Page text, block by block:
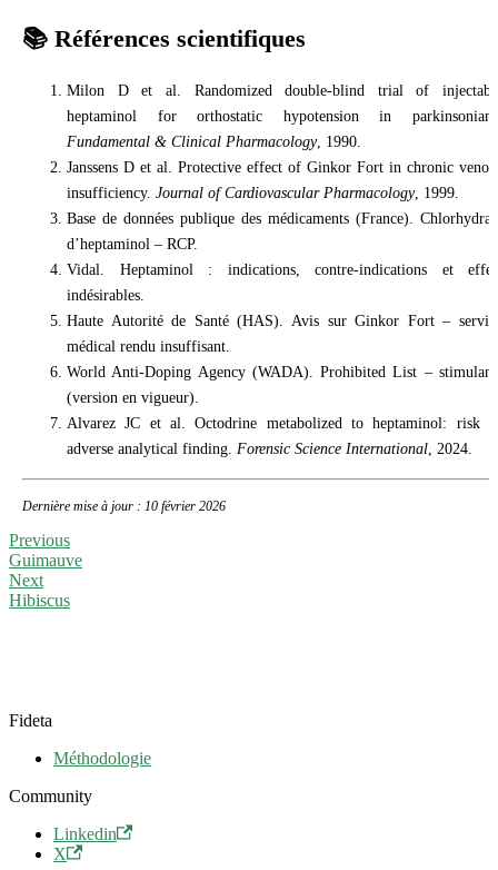
📚 Références scientifiques
Milon D et al. Randomized double-blind trial of
heptaminol for orthostatic hypotension in
Fundamental & Clinical Pharmacology, 1990.
Janssens D et al. Protective effect of Ginkor Fort in chronic
insufficiency. Journal of Cardiovascular Pharmacology, 1999.
Base de données publique des médicaments (France).
d’heptaminol – RCP.
Vidal. Heptaminol : indications, contre-indications et
indésirables.
Haute Autorité de Santé (HAS). Avis sur Ginkor Fort –
médical rendu insuffisant.
World Anti-Doping Agency (WADA). Prohibited List –
(version en vigueur).
Alvarez JC et al. Octodrine metabolized to heptaminol: risk
adverse analytical finding. Forensic Science International, 2024.
Dernière mise à jour : 10 février 2026
Previous
Guimauve
Next
Hibiscus
Fideta
Méthodologie
Community
Linkedin
X